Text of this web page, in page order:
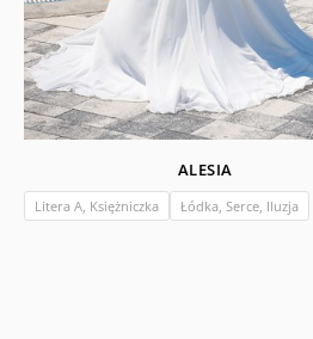
ALESIA
Litera A, Księżniczka Łódka, Serce, Iluzja